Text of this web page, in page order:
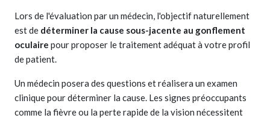
Lors de l'évaluation par un médecin, l'objectif naturellement
est de déterminer la cause sous-jacente au gonflement
oculaire pour proposer le traitement adéquat à votre profil
de patient.
Un médecin posera des questions et réalisera un examen
clinique pour déterminer la cause. Les signes préoccupants
comme la fièvre ou la perte rapide de la vision nécessitent